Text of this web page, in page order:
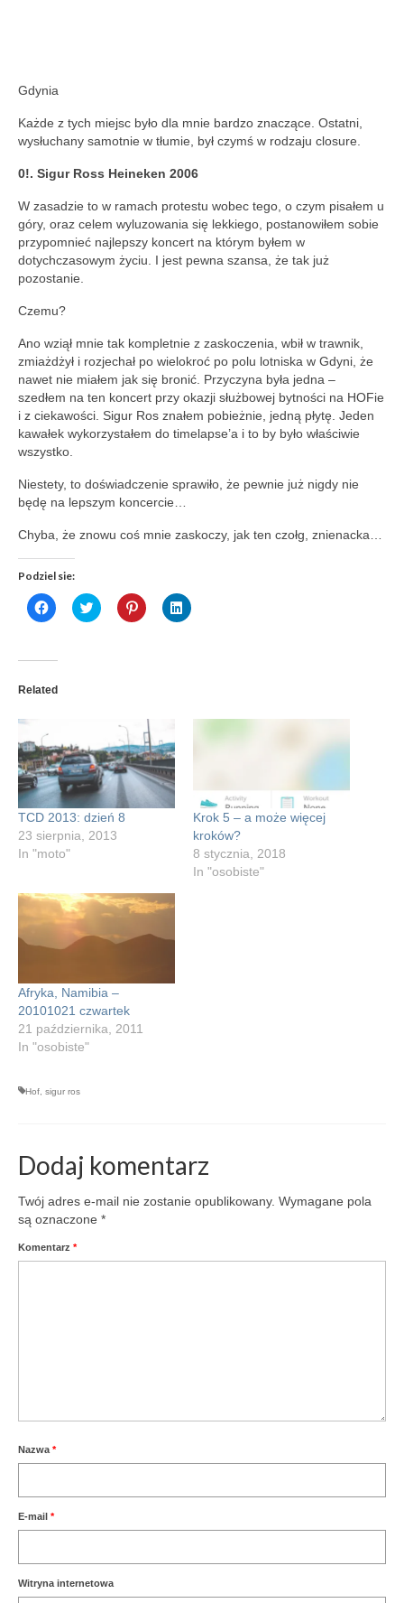
Gdynia
Każde z tych miejsc było dla mnie bardzo znaczące. Ostatni,
wysłuchany samotnie w tłumie, był czymś w rodzaju closure.
0!. Sigur Ross Heineken 2006
W zasadzie to w ramach protestu wobec tego, o czym pisałem u
góry, oraz celem wyluzowania się lekkiego, postanowiłem sobie
przypomnieć najlepszy koncert na którym byłem w
dotychczasowym życiu. I jest pewna szansa, że tak już
pozostanie.
Czemu?
Ano wziął mnie tak kompletnie z zaskoczenia, wbił w trawnik,
zmiażdżył i rozjechał po wielokroć po polu lotniska w Gdyni, że
nawet nie miałem jak się bronić. Przyczyna była jedna –
szedłem na ten koncert przy okazji służbowej bytności na HOFie
i z ciekawości. Sigur Ros znałem pobieżnie, jedną płytę. Jeden
kawałek wykorzystałem do timelapse’a i to by było właściwie
wszystko.
Niestety, to doświadczenie sprawiło, że pewnie już nigdy nie
będę na lepszym koncercie…
Chyba, że znowu coś mnie zaskoczy, jak ten czołg, znienacka…
Podziel sie:
Click
to
(Opens
new
window)
Click
to
Click
to
Click
to
Related
TCD 2013: dzień 8
23 sierpnia, 2013
In "moto"
Krok 5 – a może więcej
kroków?
8 stycznia, 2018
In "osobiste"
Afryka, Namibia –
20101021 czwartek
21 października, 2011
In "osobiste"
Hof sigur ros
Dodaj komentarz
Twój adres e-mail nie zostanie opublikowany. Wymagane pola
są oznaczone *
Komentarz *
Nazwa *
E-mail *
Witryna internetowa